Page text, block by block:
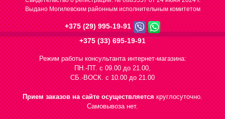
Выдано Могилевским районным исполнительным комитетом
+375 (29) 995-19-91
+375 (33) 695-19-91
Режим работы консультанта интернет-магазина:
ПН.-ПТ. с 09.00 до 21.00,
СБ.-ВОСК. с 10.00 до 21.00
Прием заказов на сайте осуществляетсякруглосуточно.
Самовывоза нет.